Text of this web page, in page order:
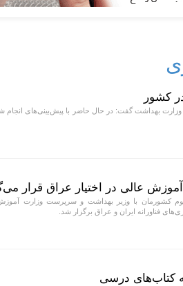
عالی در اختیار عراق قرار
کشورمان با وزیر بهداشت و سرپرست وزارت
فناورانه ایران و عراق برگزار شد.
کتاب‌های درسی